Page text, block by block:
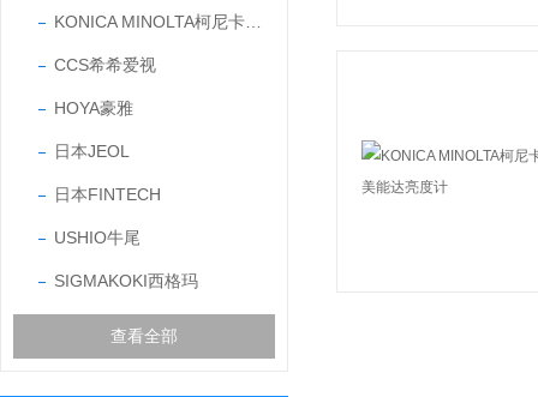
CCS希希爱视
HOYA豪雅
日本JEOL
日本FINTECH
USHIO牛尾
SIGMAKOKI西格玛
查看全部